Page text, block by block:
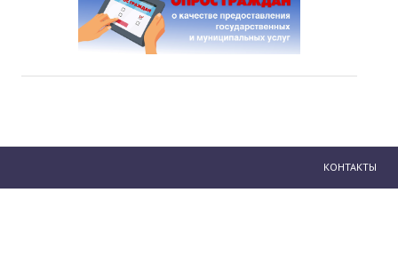
КОНТАКТЫ